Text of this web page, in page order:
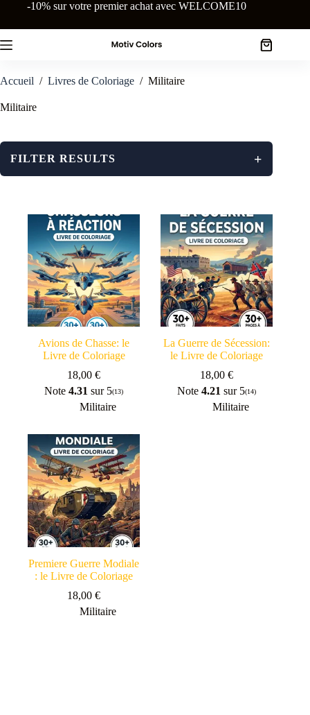
contenu
-10% sur votre premier achat avec WELCOME10
Panier
Accueil / Livres de Coloriage / Militaire
Militaire
FILTER RESULTS +
Avions de Chasse: le
Livre de Coloriage
18,00€
Note4.31 sur 5(13)
Militaire
La Guerre de Sécession:
le Livre de Coloriage
18,00€
Note4.21 sur 5(14)
Militaire
Premiere Guerre Modiale
: le Livre de Coloriage
18,00€
Militaire